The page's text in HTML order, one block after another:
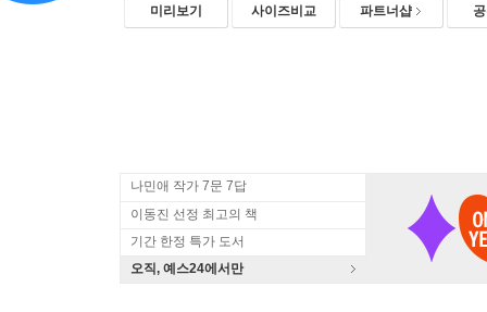
미리보기 사이즈비교 파트너샵
나민애 작가 7문 7답
이동진 선정 최고의 책
기간 한정 특가 도서
오직, 예스24에서만